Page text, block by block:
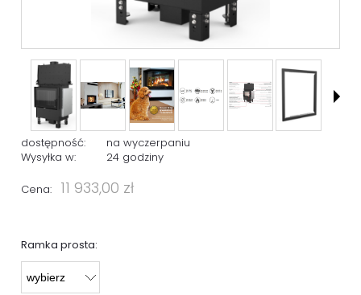
dostępność:
na wyczerpaniu
Wysyłka w:
24 godziny
Cena: 11 933,00 zł
Ramka prosta: